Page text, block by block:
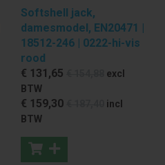
Softshell jack,
damesmodel, EN20471 |
18512-246 | 0222-hi-vis
rood
€ 131 ,65
excl
BTW
€ 159,30
incl
BTW